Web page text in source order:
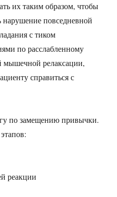
их таким образом, чтобы
повседневной
с тиком
по расслабленному
мышечной релаксации,
справиться с
по замещению привычки.
реакции